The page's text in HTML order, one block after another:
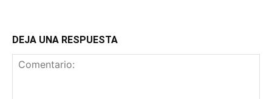
DEJA UNA RESPUESTA